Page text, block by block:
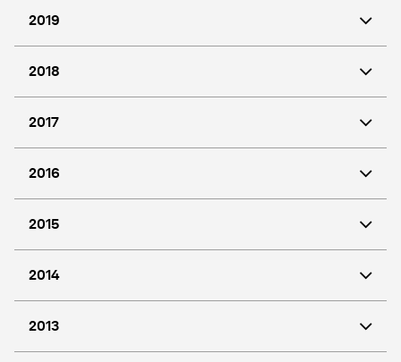
2019
2018
2017
2016
2015
2014
2013